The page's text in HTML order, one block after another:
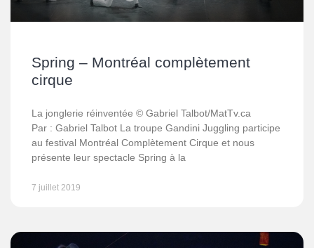
Spring – Montréal complètement
cirque
La jonglerie réinventée © Gabriel Talbot/MatTv.ca
Par : Gabriel Talbot La troupe Gandini Juggling participe
au festival Montréal Complètement Cirque et nous
présente leur spectacle Spring à la
7 juillet 2019